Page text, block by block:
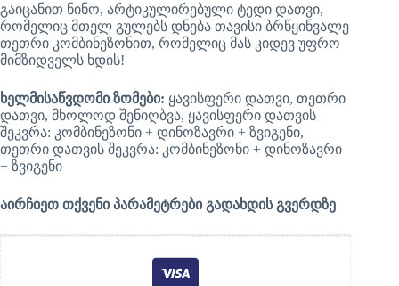
გაიცანით ნინო, არტიკულირებული ტედი დათვი,
რომელიც მთელ გულებს დნება თავისი ბრწყინვალე
თეთრი კომბინეზონით, რომელიც მას კიდევ უფრო
მიმზიდველს ხდის!
ხელმისაწვდომი ზომები: ყავისფერი დათვი, თეთრი
დათვი, მხოლოდ შენიღბვა, ყავისფერი დათვის
შეკვრა: კომბინეზონი + დინოზავრი + ზვიგენი,
თეთრი დათვის შეკვრა: კომბინეზონი + დინოზავრი
+ ზვიგენი
აირჩიეთ თქვენი პარამეტრები გადახდის გვერდზე